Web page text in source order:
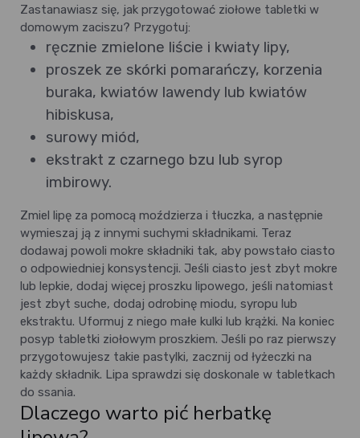
Zastanawiasz się, jak przygotować ziołowe tabletki w
domowym zaciszu? Przygotuj:
ręcznie zmielone liście i kwiaty lipy,
proszek ze skórki pomarańczy, korzenia
buraka, kwiatów lawendy lub kwiatów
hibiskusa,
surowy miód,
ekstrakt z czarnego bzu lub syrop
imbirowy.
Zmiel lipę za pomocą moździerza i tłuczka, a następnie
wymieszaj ją z innymi suchymi składnikami. Teraz
dodawaj powoli mokre składniki tak, aby powstało ciasto
o odpowiedniej konsystencji. Jeśli ciasto jest zbyt mokre
lub lepkie, dodaj więcej proszku lipowego, jeśli natomiast
jest zbyt suche, dodaj odrobinę miodu, syropu lub
ekstraktu. Uformuj z niego małe kulki lub krążki. Na koniec
posyp tabletki ziołowym proszkiem. Jeśli po raz pierwszy
przygotowujesz takie pastylki, zacznij od łyżeczki na
każdy składnik. Lipa sprawdzi się doskonale w tabletkach
do ssania.
Dlaczego warto pić herbatkę